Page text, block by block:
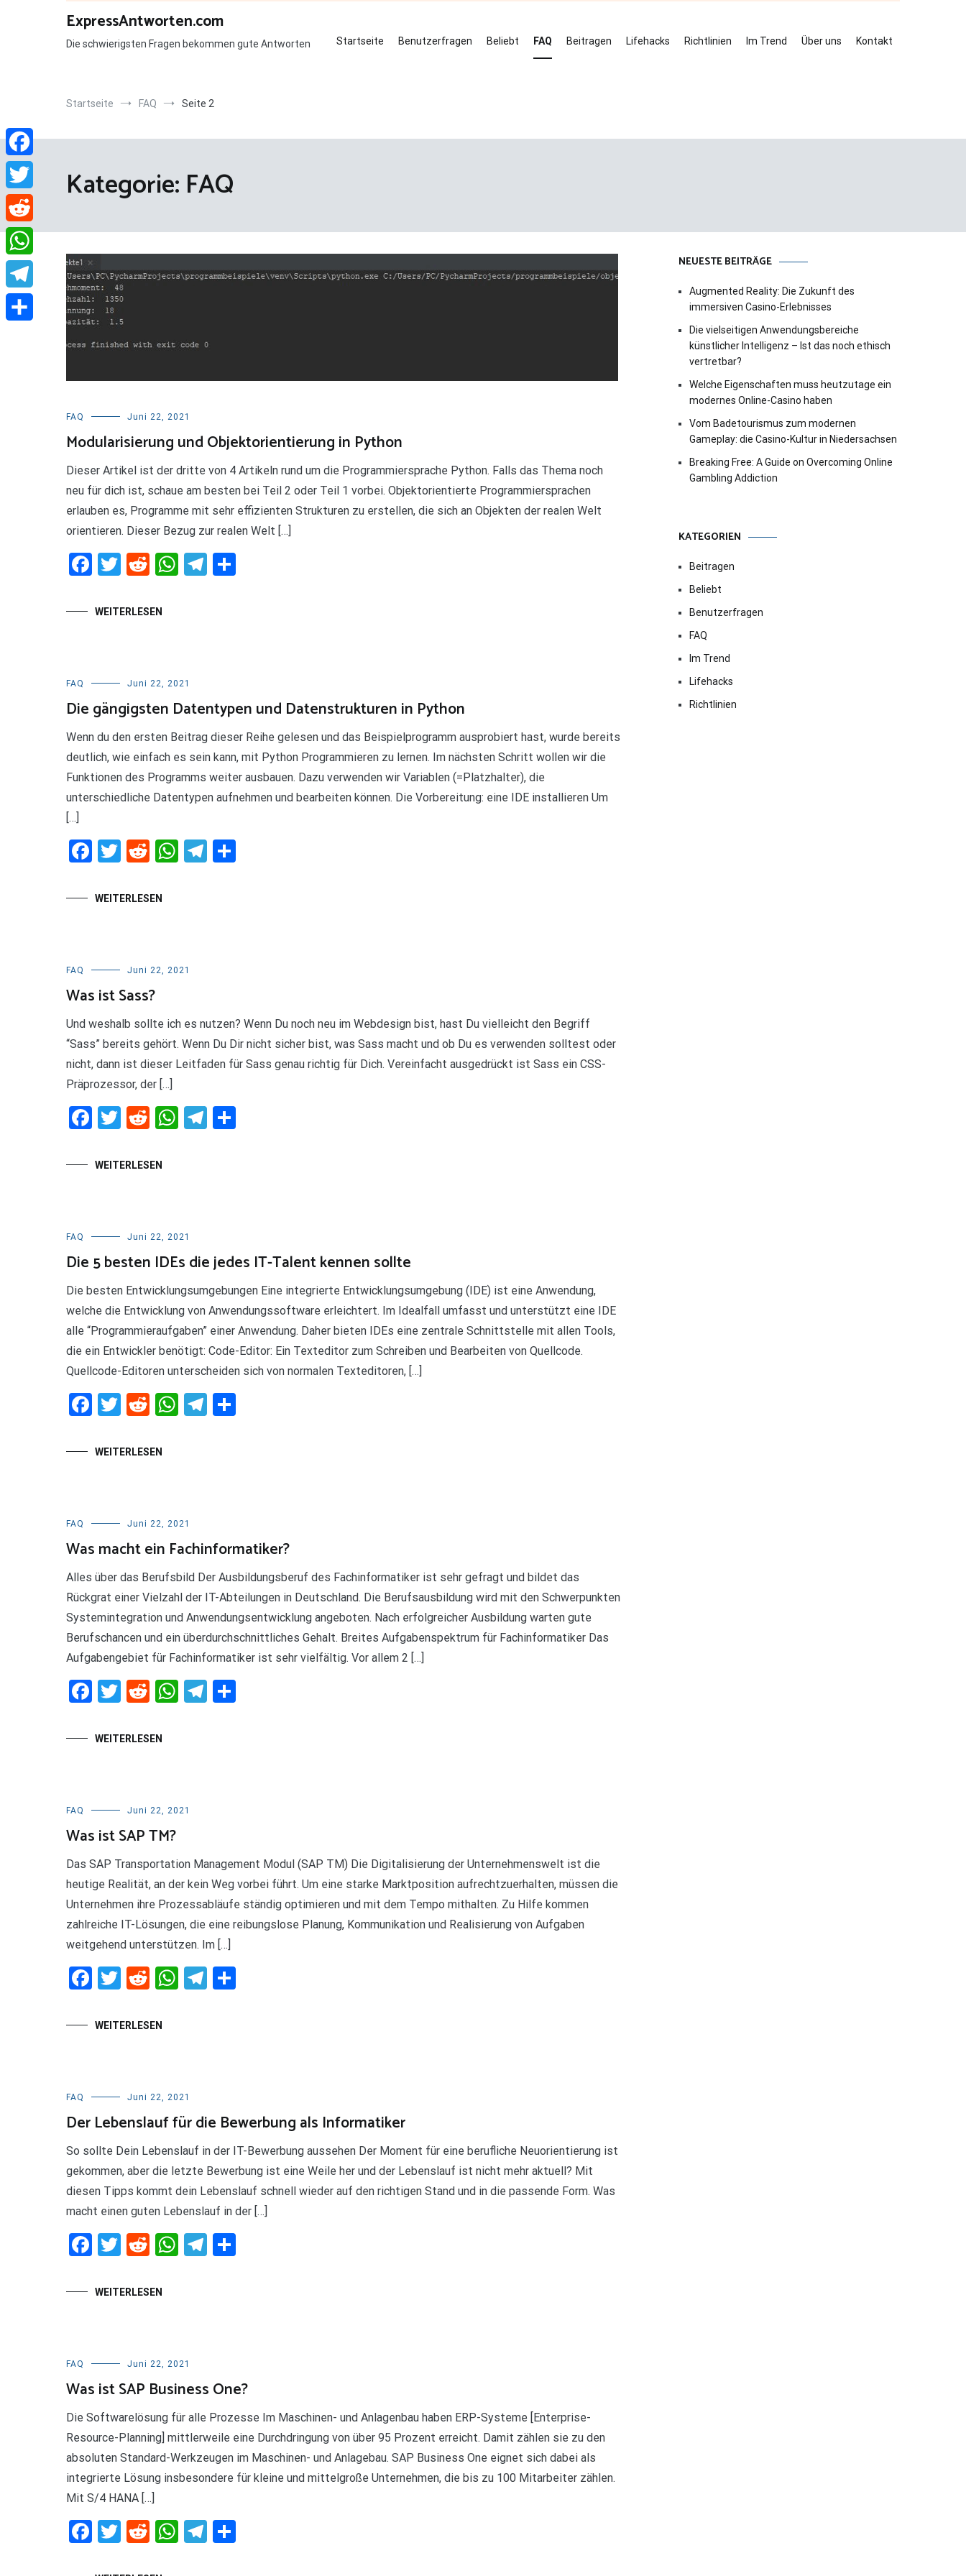
ExpressAntworten.com
Die schwierigsten Fragen bekommen gute Antworten Startseite Benutzerfragen Beliebt FAQ Beitragen Lifehacks Richtlinien Im Trend Über uns Kontakt
Startseite FAQ Seite 2
Kategorie: FAQ
FAQ Juni 22, 2021
Modularisierung und Objektorientierung in Python
Dieser Artikel ist der dritte von 4 Artikeln rund um die Programmiersprache Python. Falls das Thema noch
neu für dich ist, schaue am besten bei Teil 2 oder Teil 1 vorbei. Objektorientierte Programmiersprachen
erlauben es, Programme mit sehr effizienten Strukturen zu erstellen, die sich an Objekten der realen Welt
orientieren. Dieser Bezug zur realen Welt […]
Facebook
Twitter
RedditWhatsApp
Telegram
WEITERLESEN
FAQ Juni 22, 2021
Die gängigsten Datentypen und Datenstrukturen in Python
Wenn du den ersten Beitrag dieser Reihe gelesen und das Beispielprogramm ausprobiert hast, wurde bereits
deutlich, wie einfach es sein kann, mit Python Programmieren zu lernen. Im nächsten Schritt wollen wir die
Funktionen des Programms weiter ausbauen. Dazu verwenden wir Variablen (=Platzhalter), die
unterschiedliche Datentypen aufnehmen und bearbeiten können. Die Vorbereitung: eine IDE installieren Um
[…]
Facebook
Twitter
RedditWhatsApp
Telegram
WEITERLESEN
FAQ Juni 22, 2021
Was ist Sass?
Und weshalb sollte ich es nutzen? Wenn Du noch neu im Webdesign bist, hast Du vielleicht den Begriff
“Sass” bereits gehört. Wenn Du Dir nicht sicher bist, was Sass macht und ob Du es verwenden solltest oder
nicht, dann ist dieser Leitfaden für Sass genau richtig für Dich. Vereinfacht ausgedrückt ist Sass ein CSS-
Präprozessor, der […]
Facebook
Twitter
RedditWhatsApp
Telegram
WEITERLESEN
FAQ Juni 22, 2021
Die 5 besten IDEs die jedes IT-Talent kennen sollte
Die besten Entwicklungsumgebungen Eine integrierte Entwicklungsumgebung (IDE) ist eine Anwendung,
welche die Entwicklung von Anwendungssoftware erleichtert. Im Idealfall umfasst und unterstützt eine IDE
alle “Programmieraufgaben” einer Anwendung. Daher bieten IDEs eine zentrale Schnittstelle mit allen Tools,
die ein Entwickler benötigt: Code-Editor: Ein Texteditor zum Schreiben und Bearbeiten von Quellcode.
Quellcode-Editoren unterscheiden sich von normalen Texteditoren, […]
Facebook
Twitter
RedditWhatsApp
Telegram
WEITERLESEN
FAQ Juni 22, 2021
Was macht ein Fachinformatiker?
Alles über das Berufsbild Der Ausbildungsberuf des Fachinformatiker ist sehr gefragt und bildet das
Rückgrat einer Vielzahl der IT-Abteilungen in Deutschland. Die Berufsausbildung wird mit den Schwerpunkten
Systemintegration und Anwendungsentwicklung angeboten. Nach erfolgreicher Ausbildung warten gute
Berufschancen und ein überdurchschnittliches Gehalt. Breites Aufgabenspektrum für Fachinformatiker Das
Aufgabengebiet für Fachinformatiker ist sehr vielfältig. Vor allem 2 […]
Facebook
Twitter
RedditWhatsApp
Telegram
WEITERLESEN
FAQ Juni 22, 2021
Was ist SAP TM?
Das SAP Transportation Management Modul (SAP TM) Die Digitalisierung der Unternehmenswelt ist die
heutige Realität, an der kein Weg vorbei führt. Um eine starke Marktposition aufrechtzuerhalten, müssen die
Unternehmen ihre Prozessabläufe ständig optimieren und mit dem Tempo mithalten. Zu Hilfe kommen
zahlreiche IT-Lösungen, die eine reibungslose Planung, Kommunikation und Realisierung von Aufgaben
weitgehend unterstützen. Im […]
Facebook
Twitter
RedditWhatsApp
Telegram
WEITERLESEN
FAQ Juni 22, 2021
Der Lebenslauf für die Bewerbung als Informatiker
So sollte Dein Lebenslauf in der IT-Bewerbung aussehen Der Moment für eine berufliche Neuorientierung ist
gekommen, aber die letzte Bewerbung ist eine Weile her und der Lebenslauf ist nicht mehr aktuell? Mit
diesen Tipps kommt dein Lebenslauf schnell wieder auf den richtigen Stand und in die passende Form. Was
macht einen guten Lebenslauf in der […]
Facebook
Twitter
RedditWhatsApp
Telegram
WEITERLESEN
FAQ Juni 22, 2021
Was ist SAP Business One?
Die Softwarelösung für alle Prozesse Im Maschinen- und Anlagenbau haben ERP-Systeme [Enterprise-
Resource-Planning] mittlerweile eine Durchdringung von über 95 Prozent erreicht. Damit zählen sie zu den
absoluten Standard-Werkzeugen im Maschinen- und Anlagebau. SAP Business One eignet sich dabei als
integrierte Lösung insbesondere für kleine und mittelgroße Unternehmen, die bis zu 100 Mitarbeiter zählen.
Mit S/4 HANA […]
Facebook
Twitter
RedditWhatsApp
Telegram
NEUESTE BEITRÄGE
Augmented Reality: Die Zukunft des
immersiven Casino-Erlebnisses
Die vielseitigen Anwendungsbereiche
künstlicher Intelligenz – Ist das noch ethisch
vertretbar?
Welche Eigenschaften muss heutzutage ein
modernes Online-Casino haben
Vom Badetourismus zum modernen
Gameplay: die Casino-Kultur in Niedersachsen
Breaking Free: A Guide on Overcoming Online
Gambling Addiction
KATEGORIEN
Beitragen
Beliebt
Benutzerfragen
FAQ
Im Trend
Lifehacks
Richtlinien
Facebook
Twitter
Reddit
WhatsApp
Telegram